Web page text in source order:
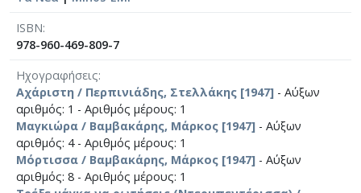
ISBN
978-960-469-809-7
Ηχογραφήσεις
Αχάριστη / Περπινιάδης, Στελλάκης [1947] - Αύξων
αριθμός: 1 - Αριθμός μέρους: 1
Μαγκιώρα / Βαμβακάρης, Μάρκος [1947] - Αύξων
αριθμός: 4 - Αριθμός μέρους: 1
Μόρτισσα / Βαμβακάρης, Μάρκος [1947] - Αύξων
αριθμός: 8 - Αριθμός μέρους: 1